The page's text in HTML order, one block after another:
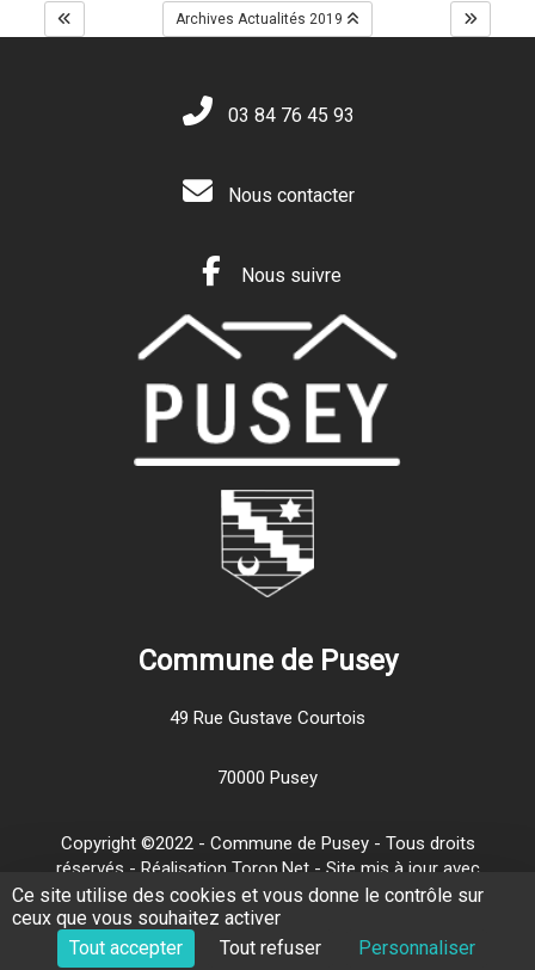
Archives Actualités 2019
03 84 76 45 93
Nous contacter
Nous suivre
Commune de Pusey
49 Rue Gustave Courtois
70000 Pusey
Copyright ©2022 - Commune de Pusey - Tous droits
réservés - Réalisation Torop.Net - Site mis à jour avec
wsb-Mentions légales- Traitement de vos données
personnelles-
Ce site utilise des cookies et vous donne le contrôle sur
ceux que vous souhaitez activer
Tout accepter
Tout refuser Personnaliser